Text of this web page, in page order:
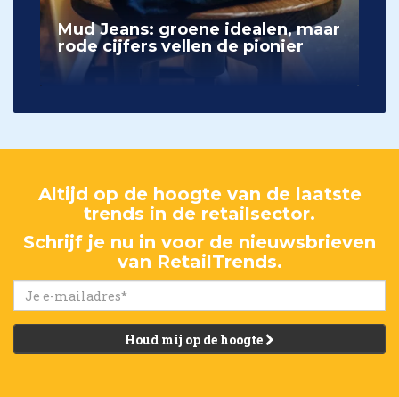
Mud Jeans: groene idealen, maar
rode cijfers vellen de pionier
Altijd op de hoogte van de laatste
trends in de retailsector.
Schrijf je nu in voor de nieuwsbrieven
van RetailTrends.
Houd mij op de hoogte